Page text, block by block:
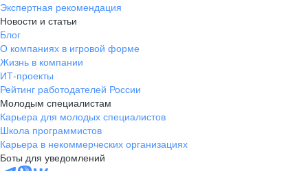
Экспертная рекомендация
Новости и статьи
Блог
О компаниях в игровой форме
Жизнь в компании
ИТ-проекты
Рейтинг работодателей России
Молодым специалистам
Карьера для молодых специалистов
Школа программистов
Карьера в некоммерческих организациях
Боты для уведомлений